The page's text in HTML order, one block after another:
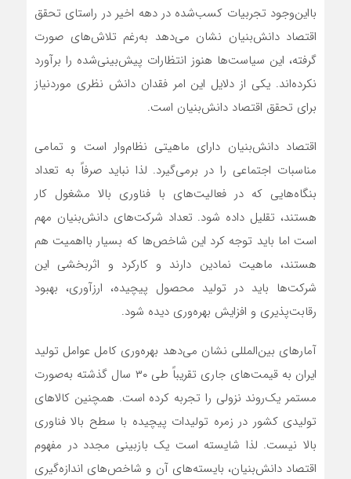
بااین‌وجود تجربیات کسب‌شده در دهه اخیر در راستای تحقق
اقتصاد دانش‌بنیان نشان می‌دهد به‌رغم تلاش‌های صورت
گرفته، این سیاست‌ها هنوز انتظارات پیش‌بینی‌شده را برآورد
نکرده‌اند. یکی از دلایل این امر فقدان دانش نظری موردنیاز
برای تحقق اقتصاد دانش‌بنیان است.
اقتصاد دانش‌بنیان دارای ماهیتی نظام‌وار است و تمامی
مناسبات اجتماعی را در برمی‌گیرد. لذا نباید صرفاً به تعداد
بنگاه‌هایی که در فعالیت‌های با فناوری بالا مشغول کار
هستند، تقلیل داده شود. تعداد شرکت‌های دانش‌بنیان مهم
است اما باید توجه کرد این شاخص‌ها که بسیار بااهمیت هم
هستند، ماهیت نمادین دارند و کارکرد و اثربخشی این
شرکت‌ها باید در تولید محصول پیچیده، ارزآوری، بهبود
رقابت‌پذیری و افزایش بهره‌وری دیده شود.
آمارهای بین‌المللی نشان می‌دهد بهره‌وری کامل عوامل تولید
ایران به قیمت‌های جاری تقریباً طی ۳۰ سال گذشته به‌صورت
مستمر یک‌روند نزولی را تجربه کرده است. همچنین کالاهای
تولیدی کشور در زمره تولیدات پیچیده با سطح بالا فناوری
بالا نیست. لذا شایسته است یک بازبینی مجدد در مفهوم
اقتصاد دانش‌بنیان، بایسته‌های آن و شاخص‌های اندازه‌گیری